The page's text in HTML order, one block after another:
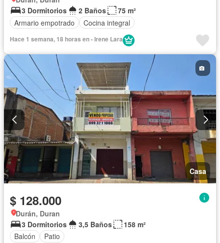
3 Dormitorios
2 Baños
75 m²
Armario empotrado
Cocina integral
Hace 1 semana, 18 horas en - Irene Lara
Casa
$ 128.000
Durán, Duran
3 Dormitorios
3,5 Baños
158 m²
Balcón
Patio